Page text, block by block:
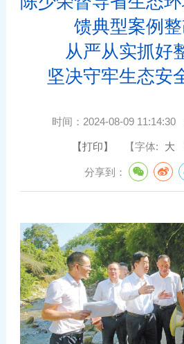
馈典型案例
从严从实抓好
坚决守牢生态安
时间： 2024-08-09 11:14:30
【打印】 【字体: 大
分享到：